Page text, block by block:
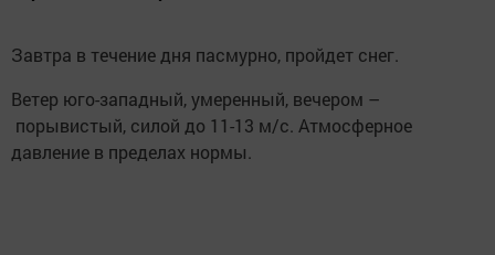
Завтра в течение дня пасмурно, пройдет снег.
Ветер юго-западный, умеренный, вечером –
порывистый, силой до 11-13 м/с. Атмосферное
давление в пределах нормы.